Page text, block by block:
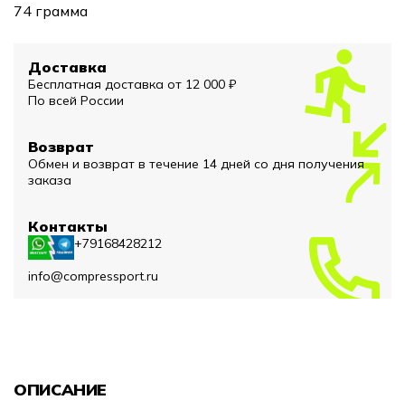
74 грамма
Доставка
Бесплатная доставка от 12 000 ₽
По всей России
Возврат
Обмен и возврат в течение 14 дней со дня получения
заказа
Контакты
+79168428212
info@compressport.ru
ОПИСАНИЕ